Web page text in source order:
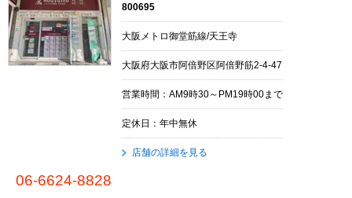
800695
大阪メトロ御堂筋線/天王寺
大阪府大阪市阿倍野区阿倍野筋2-4-47
営業時間：AM9時30～PM19時00まで
定休日：年中無休
店舗の詳細を見る
06-6624-8828